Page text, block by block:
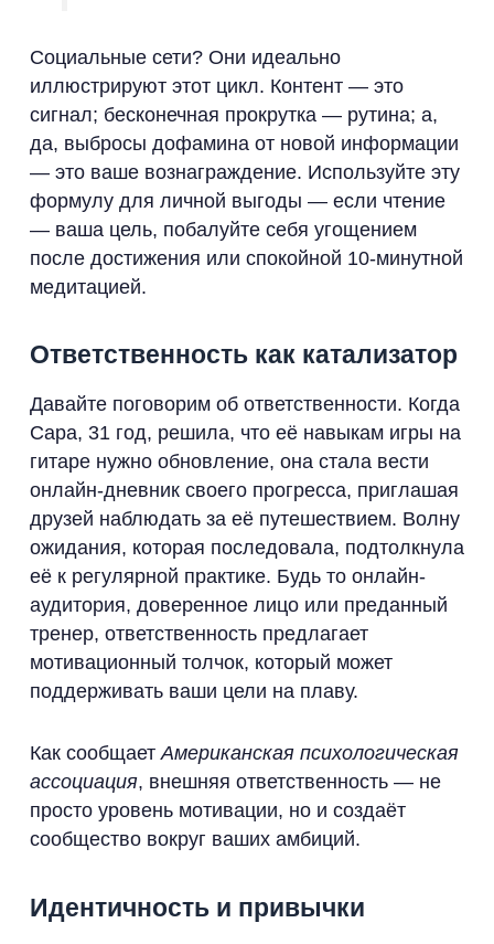
Социальные сети? Они идеально
иллюстрируют этот цикл. Контент — это
сигнал; бесконечная прокрутка — рутина; а,
да, выбросы дофамина от новой информации
— это ваше вознаграждение. Используйте эту
формулу для личной выгоды — если чтение
— ваша цель, побалуйте себя угощением
после достижения или спокойной 10-минутной
медитацией.
Ответственность как катализатор
Давайте поговорим об ответственности. Когда
Сара, 31 год, решила, что её навыкам игры на
гитаре нужно обновление, она стала вести
онлайн-дневник своего прогресса, приглашая
друзей наблюдать за её путешествием. Волну
ожидания, которая последовала, подтолкнула
её к регулярной практике. Будь то онлайн-
аудитория, доверенное лицо или преданный
тренер, ответственность предлагает
мотивационный толчок, который может
поддерживать ваши цели на плаву.
Как сообщаетАмериканская психологическая
ассоциация, внешняя ответственность — не
просто уровень мотивации, но и создаёт
сообщество вокруг ваших амбиций.
Идентичность и привычки